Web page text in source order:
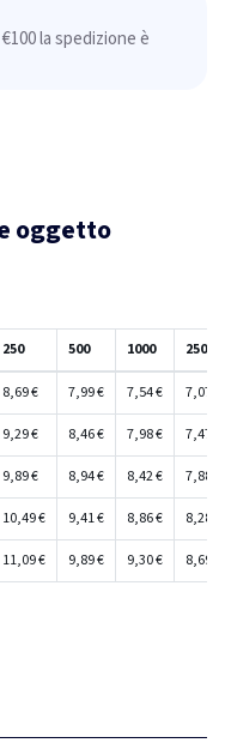
la spedizione è
oggetto
250 500 1000 2500
8,69 € 7,99 € 7,54 € 7,07 €
9,29 € 8,46 € 7,98 € 7,47 €
9,89 € 8,94 € 8,42 € 7,88 €
10,49 € 9,41 € 8,86 € 8,28 €
11,09 € 9,89 € 9,30 € 8,69 €